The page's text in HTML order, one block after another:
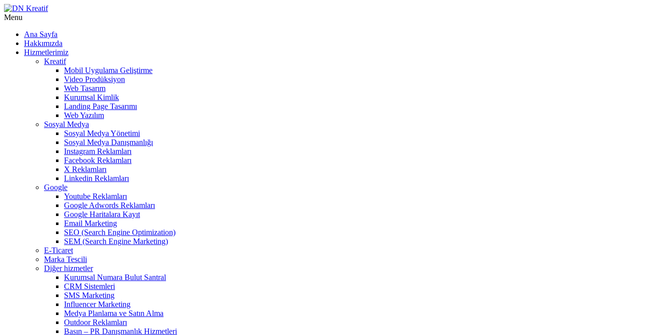
Menu
Ana Sayfa
Hakkımızda
Hizmetlerimiz
Kreatif
Mobil Uygulama Geliştirme
Video Prodüksiyon
Web Tasarım
Kurumsal Kimlik
Landing Page Tasarımı
Web Yazılım
Sosyal Medya
Sosyal Medya Yönetimi
Sosyal Medya Danışmanlığı
Instagram Reklamları
Facebook Reklamları
X Reklamları
Linkedin Reklamları
Google
Youtube Reklamları
Google Adwords Reklamları
Google Haritalara Kayıt
Email Marketing
SEO (Search Engine Optimization)
SEM (Search Engine Marketing)
E-Ticaret
Marka Tescili
Diğer hizmetler
Kurumsal Numara Bulut Santral
CRM Sistemleri
SMS Marketing
Influencer Marketing
Medya Planlama ve Satın Alma
Outdoor Reklamları
Basın – PR Danışmanlık Hizmetleri